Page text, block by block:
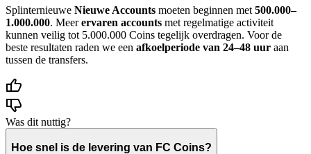
Splinternieuwe Nieuwe Accounts moeten beginnen met 500.000–
1.000.000. Meerervaren accounts met regelmatige activiteit
kunnen veilig tot 5.000.000 Coins tegelijk overdragen. Voor de
beste resultaten raden we een afkoelperiode van 24–48 uur aan
tussen de transfers.
Was dit nuttig?
Hoe snel is de levering van FC Coins?